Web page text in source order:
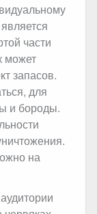
части
может
запасов.
для
и бороды.
на